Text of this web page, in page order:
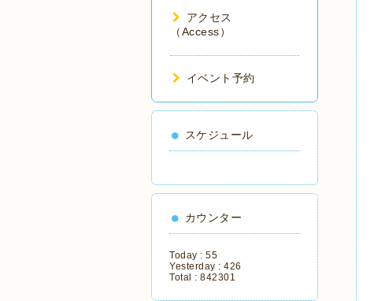
アクセス
（Access）
イベント予約
スケジュール
カウンター
Today : 55
Yesterday : 426
Total : 842301